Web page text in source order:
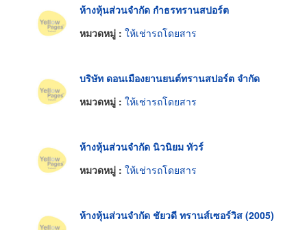
ห้างหุ้นส่วนจำกัด กำธรทรานสปอร์ต
หมวดหมู่ : ให้เช่ารถโดยสาร
บริษัท ดอนเมืองยานยนต์ทรานสปอร์ต จำกัด
หมวดหมู่ : ให้เช่ารถโดยสาร
ห้างหุ้นส่วนจำกัด นิวนิยม ทัวร์
หมวดหมู่ : ให้เช่ารถโดยสาร
ห้างหุ้นส่วนจำกัด ชัยวดี ทรานส์เซอร์วิส (2005)